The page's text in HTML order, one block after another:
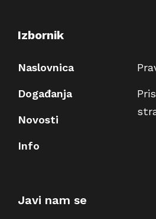
Izbornik
Naslovnica
Događanja
Novosti
Info
Javi nam se